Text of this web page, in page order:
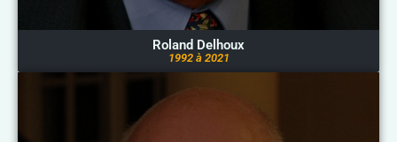
Roland Delhoux
1992 à 2021